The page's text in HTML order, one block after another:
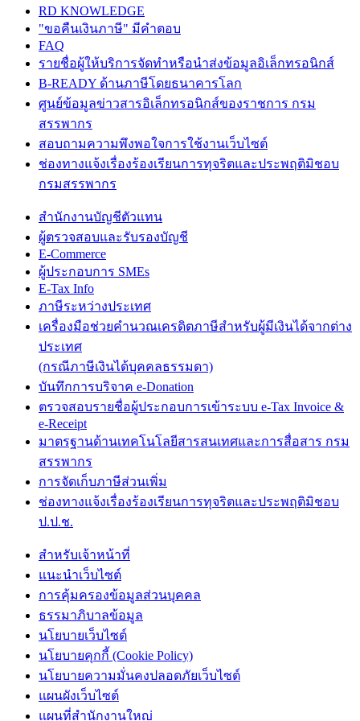
RD KNOWLEDGE
"ขอคืนเงินภาษี" มีคำตอบ
FAQ
รายชื่อผู้ให้บริการจัดทำหรือนำส่งข้อมูลอิเล็กทรอนิกส์
B-READY ด้านภาษีโดยธนาคารโลก
ศูนย์ข้อมูลข่าวสารอิเล็กทรอนิกส์ของราชการ กรม
สรรพากร
สอบถามความพึงพอใจการใช้งานเว็บไซต์
ช่องทางแจ้งเรื่องร้องเรียนการทุจริตและประพฤติมิชอบ
กรมสรรพากร
สำนักงานบัญชีตัวแทน
ผู้ตรวจสอบและรับรองบัญชี
E-Commerce
ผู้ประกอบการ SMEs
E-Tax Info
ภาษีระหว่างประเทศ
เครื่องมือช่วยคำนวณเครดิตภาษีสำหรับผู้มีเงินได้จากต่าง
ประเทศ
(กรณีภาษีเงินได้บุคคลธรรมดา)
บันทึกการบริจาค e-Donation
ตรวจสอบรายชื่อผู้ประกอบการเข้าระบบ e-Tax Invoice &
e-Receipt
มาตรฐานด้านเทคโนโลยีสารสนเทศและการสื่อสาร กรม
สรรพากร
การจัดเก็บภาษีส่วนเพิ่ม
ช่องทางแจ้งเรื่องร้องเรียนการทุจริตและประพฤติมิชอบ
ป.ป.ช.
สำหรับเจ้าหน้าที่
แนะนำเว็บไซต์
การคุ้มครองข้อมูลส่วนบุคคล
ธรรมาภิบาลข้อมูล
นโยบายเว็บไซต์
นโยบายคุกกี้ (Cookie Policy)
นโยบายความมั่นคงปลอดภัยเว็บไซต์
แผนผังเว็บไซต์
แผนที่สำนักงานใหญ่